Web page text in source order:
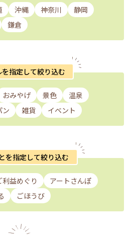
沖縄 神奈川
静岡
鎌倉
を指定して絞り込む
おみやげ 景色
温泉
ン 雑貨 イベント
を指定して絞り込む
利益めぐり
アートさんぽ
ごほうび